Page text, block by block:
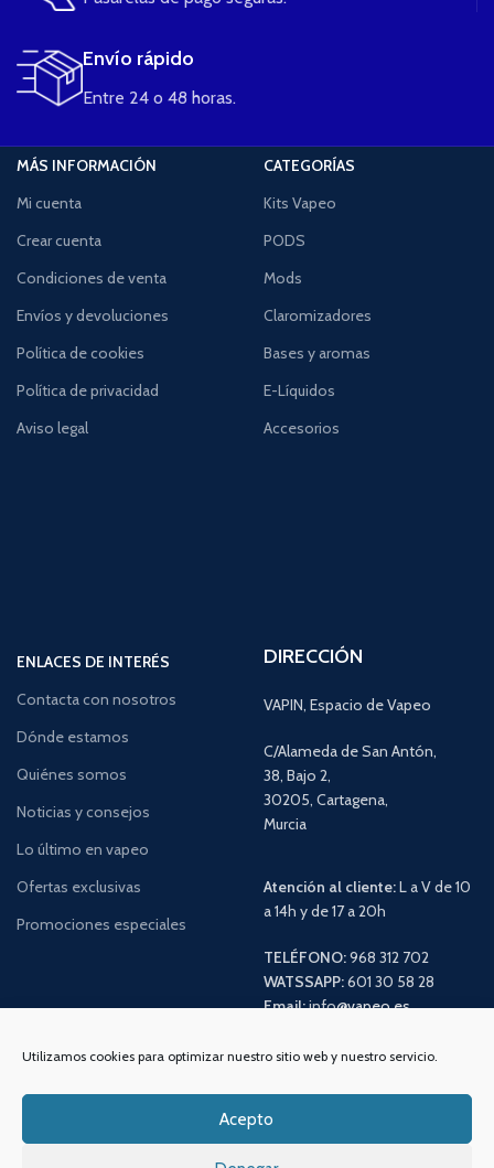
Utilizamos cookies para optimizar nuestro sitio web y nuestro servicio.
Acepto
Envío rápido
Entre 24 o 48 horas.
MÁS INFORMACIÓN
Mi cuenta
Crear cuenta
Condiciones de venta
Envíos y devoluciones
Política de cookies
Política de privacidad
Aviso legal
CATEGORÍAS
Kits Vapeo
PODS
Mods
Claromizadores
Bases y aromas
E-Líquidos
Accesorios
ENLACES DE INTERÉS
Contacta con nosotros
Dónde estamos
Quiénes somos
Noticias y consejos
Lo último en vapeo
Ofertas exclusivas
Promociones especiales
DIRECCIÓN
VAPIN, Espacio de Vapeo
C/Alameda de San Antón,
38, Bajo 2,
30205, Cartagena,
Murcia
Atención al cliente:L a V de 10
a 14h y de 17 a 20h
TELÉFONO:968 312 702
WATSSAPP:601 30 58 28
Email:info@vapeo.es